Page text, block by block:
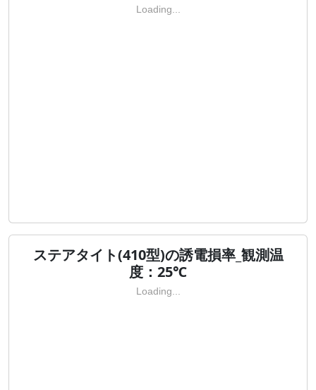
Loading...
ステアタイト(410型)の誘電損率_観測温
度：25℃
Loading...